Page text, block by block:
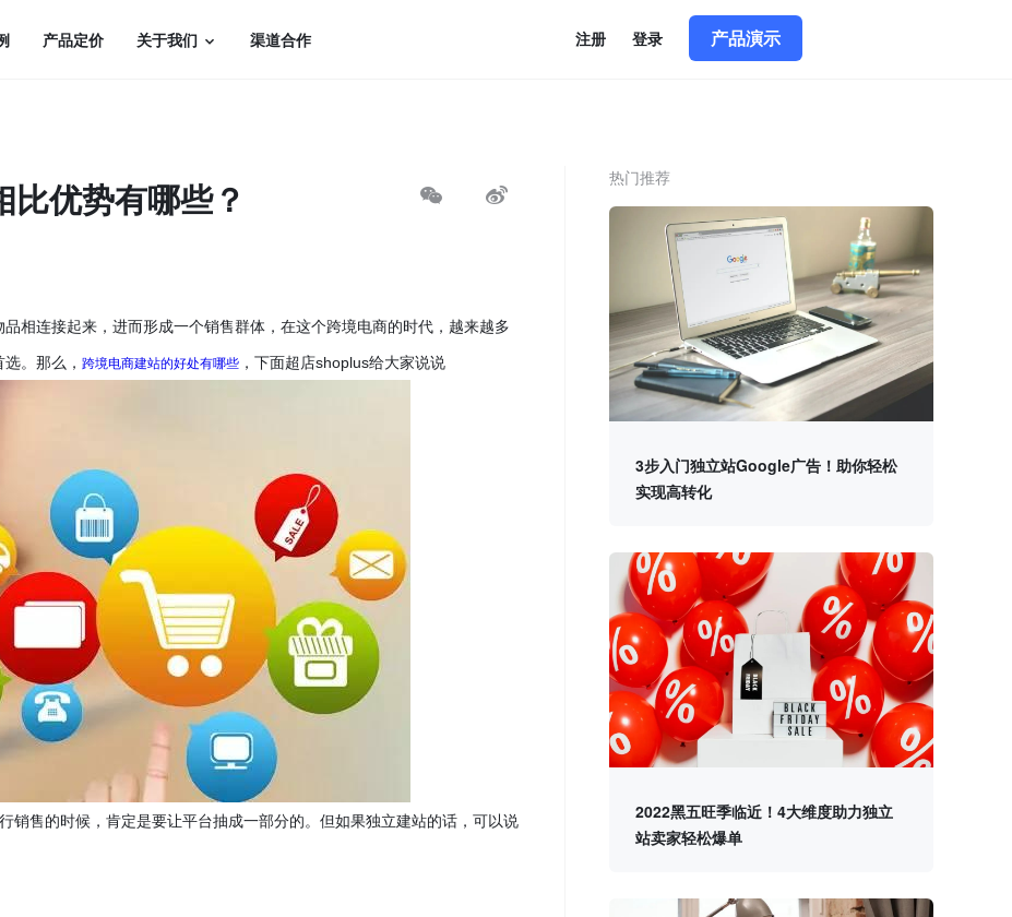
产品定价 关于我们 渠道合作 注册 登录 产品演示
优势有哪些？
相连接起来，进而形成一个销售群体，在这个跨境电商的时代，越来越多
。那么， 跨境电商建站的好处有哪些 ，下面超店shoplus给大家说说
销售的时候，肯定是要让平台抽成一部分的。但如果独立建站的话，可以说
热门推荐
3步入门独立站Google广告！助你轻松
实现高转化
2022黑五旺季临近！4大维度助力独立
站卖家轻松爆单